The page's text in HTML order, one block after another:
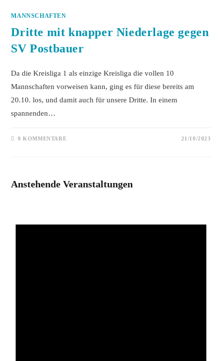
MANNSCHAFTEN
Dritte mit knapper Niederlage gegen
SV Postbauer
Da die Kreisliga 1 als einzige Kreisliga die vollen 10
Mannschaften vorweisen kann, ging es für diese bereits am
20.10. los, und damit auch für unsere Dritte. In einem
spannenden…
0 KOMMENTARE 21/10/2023
Anstehende Veranstaltungen